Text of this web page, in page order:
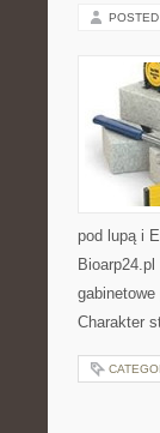
pod lupą i
Charakter